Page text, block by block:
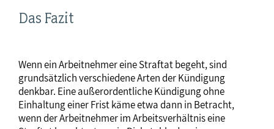
Das Fazit
Wenn ein Arbeitnehmer eine Straftat begeht, sind
grundsätzlich verschiedene Arten der Kündigung
denkbar. Eine außerordentliche Kündigung ohne
Einhaltung einer Frist käme etwa dann in Betracht,
wenn der Arbeitnehmer im Arbeitsverhältnis eine